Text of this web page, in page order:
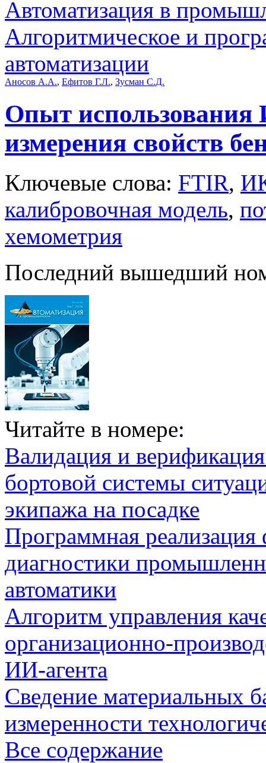
Автоматизация в
Алгоритмическое и
автоматизации
Аносов А.А., Ефитов Г.Л., Зусман С.Д.
Опыт использования
измерения свойств
Ключевые слова: FTIR,
калибровочная модель,
хемометрия
Последний вышедший
Читайте в номере:
Валидация и
бортовой системы
экипажа на посадке
Программная
диагностики
автоматики
Алгоритм управления
организационно-
ИИ-агента
Сведение материальных
измеренности
Все содержание